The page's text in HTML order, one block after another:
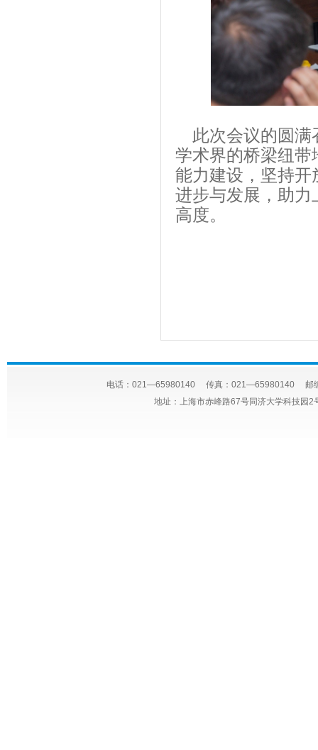
此次会议的圆满
学术界的桥梁纽
能力建设，坚持
进步与发展，助
高度。
电话：021—65980140 传真：021—65980140 邮
地址：上海市赤峰路67号同济大学科技